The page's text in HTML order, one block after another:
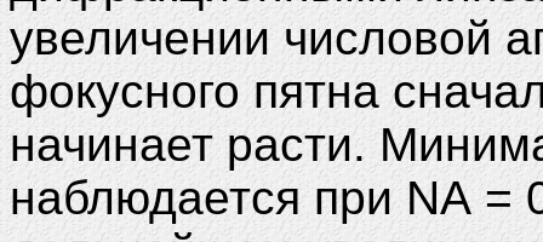
увеличении числовой
фокусного пятна
начинает расти.
наблюдается при NA =